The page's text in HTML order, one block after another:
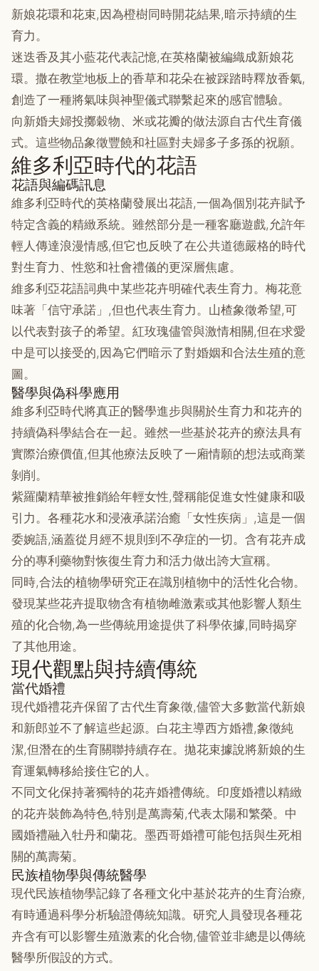
新娘花環和花束,因為橙樹同時開花結果,暗示持續的生
育力。
迷迭香及其小藍花代表記憶,在英格蘭被編織成新娘花
環。撒在教堂地板上的香草和花朵在被踩踏時釋放香氣,
創造了一種將氣味與神聖儀式聯繫起來的感官體驗。
向新婚夫婦投擲穀物、米或花瓣的做法源自古代生育儀
式。這些物品象徵豐饒和社區對夫婦多子多孫的祝願。
維多利亞時代的花語
花語與編碼訊息
維多利亞時代的英格蘭發展出花語,一個為個別花卉賦予
特定含義的精緻系統。雖然部分是一種客廳遊戲,允許年
輕人傳達浪漫情感,但它也反映了在公共道德嚴格的時代
對生育力、性慾和社會禮儀的更深層焦慮。
維多利亞花語詞典中某些花卉明確代表生育力。梅花意
味著「信守承諾」,但也代表生育力。山楂象徵希望,可
以代表對孩子的希望。紅玫瑰儘管與激情相關,但在求愛
中是可以接受的,因為它們暗示了對婚姻和合法生殖的意
圖。
醫學與偽科學應用
維多利亞時代將真正的醫學進步與關於生育力和花卉的
持續偽科學結合在一起。雖然一些基於花卉的療法具有
實際治療價值,但其他療法反映了一廂情願的想法或商業
剝削。
紫羅蘭精華被推銷給年輕女性,聲稱能促進女性健康和吸
引力。各種花水和浸液承諾治癒「女性疾病」,這是一個
委婉語,涵蓋從月經不規則到不孕症的一切。含有花卉成
分的專利藥物對恢復生育力和活力做出誇大宣稱。
同時,合法的植物學研究正在識別植物中的活性化合物。
發現某些花卉提取物含有植物雌激素或其他影響人類生
殖的化合物,為一些傳統用途提供了科學依據,同時揭穿
了其他用途。
現代觀點與持續傳統
當代婚禮
現代婚禮花卉保留了古代生育象徵,儘管大多數當代新娘
和新郎並不了解這些起源。白花主導西方婚禮,象徵純
潔,但潛在的生育關聯持續存在。拋花束據說將新娘的生
育運氣轉移給接住它的人。
不同文化保持著獨特的花卉婚禮傳統。印度婚禮以精緻
的花卉裝飾為特色,特別是萬壽菊,代表太陽和繁榮。中
國婚禮融入牡丹和蘭花。墨西哥婚禮可能包括與生死相
關的萬壽菊。
民族植物學與傳統醫學
現代民族植物學記錄了各種文化中基於花卉的生育治療,
有時通過科學分析驗證傳統知識。研究人員發現各種花
卉含有可以影響生殖激素的化合物,儘管並非總是以傳統
醫學所假設的方式。